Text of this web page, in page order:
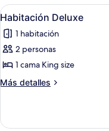
Abrir
todas
las
fotos
de
Habitación
1
Habitación Deluxe
1 habitación
2 personas
1 cama King size
Más detalles
Más
Deluxe